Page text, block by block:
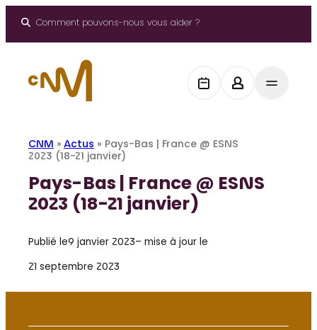
Comment pouvons-nous vous aider ?
CNM » Actus » Pays-Bas | France @ ESNS
2023 (18-21 janvier)
Pays-Bas | France @ ESNS
2023 (18-21 janvier)
Publié le9 janvier 2023– mise à jour le
21 septembre 2023